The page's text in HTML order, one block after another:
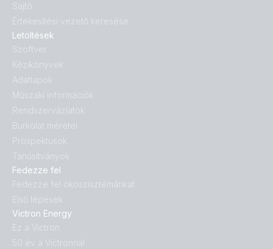
Fedezze fel
Fedezze fel ökoszisztémánkat
Első lépések
Victron Energy
Ez a Victron
50 év a Victronnal
Letöltések
Szoftver
Kézikönyvek
Adatlapok
Műszaki információk
Rendszervázlatok
Burkolat méretei
Prospektusok
Tanúsítványok
Sajtó
Értekesítési vezető keresése